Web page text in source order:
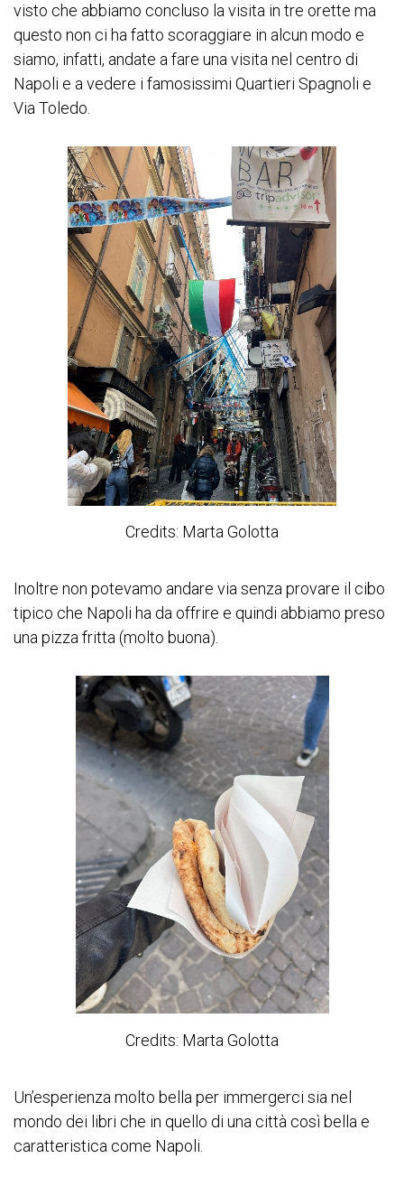
visto che abbiamo concluso la visita in tre orette ma
questo non ci ha fatto scoraggiare in alcun modo e
siamo, infatti, andate a fare una visita nel centro di
Napoli e a vedere i famosissimi Quartieri Spagnoli e
Via Toledo.
Credits: Marta Golotta
Inoltre non potevamo andare via senza provare il cibo
tipico che Napoli ha da offrire e quindi abbiamo preso
una pizza fritta (molto buona).
Credits: Marta Golotta
Un’esperienza molto bella per immergerci sia nel
mondo dei libri che in quello di una città così bella e
caratteristica come Napoli.